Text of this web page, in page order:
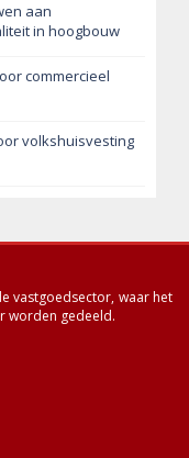
aan
in hoogbouw
commercieel
volkshuisvesting
vastgoedsector, waar het
worden gedeeld.